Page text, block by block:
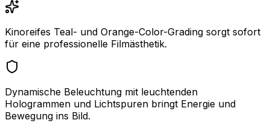
Kinoreifes Teal- und Orange-Color-Grading sorgt sofort
für eine professionelle Filmästhetik.
Dynamische Beleuchtung mit leuchtenden
Hologrammen und Lichtspuren bringt Energie und
Bewegung ins Bild.